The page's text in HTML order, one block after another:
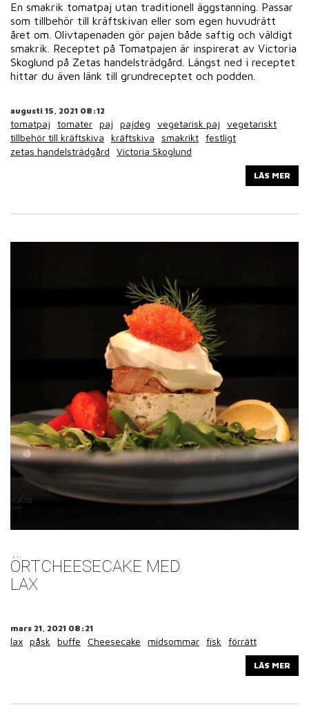
En smakrik tomatpaj utan traditionell äggstanning. Passar
som tillbehör till kräftskivan eller som egen huvudrätt
året om. Olivtapenaden gör pajen både saftig och väldigt
smakrik. Receptet på Tomatpajen är inspirerat av Victoria
Skoglund på Zetas handelsträdgård. Längst ned i receptet
hittar du även länk till grundreceptet och podden.
augusti 15, 2021 08:12
tomatpaj tomater paj pajdeg vegetarisk paj
vegetariskt
tillbehör till kräftskiva
kräftskiva smakrikt festligt
zetas handelsträdgård
Victoria Skoglund
LÄS MER
ÖRTCHEESECAKE MED
LAX
mars 21, 2021 08:21
lax påsk buffe Cheesecake midsommar fisk förrätt
LÄS MER